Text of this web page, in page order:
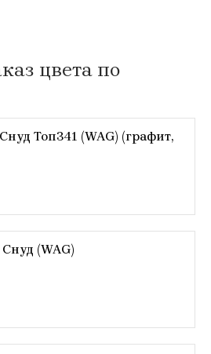
цвета по
Топ341 (WAG) (графит,
(WAG)